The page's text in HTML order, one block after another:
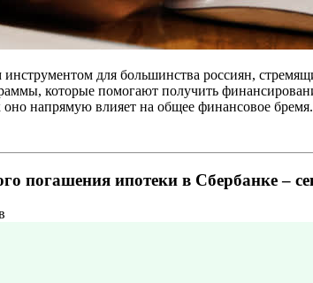
для большинства россиян,
которые помогают получить
напрямую влияет на общее финансовое
погашения ипотеки в Сбербанке –